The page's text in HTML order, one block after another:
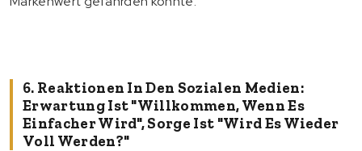
6. Reaktionen In Den Sozialen Medien:
Erwartung Ist "Willkommen, Wenn Es
Einfacher Wird", Sorge Ist "Wird Es Wieder
Voll Werden?"